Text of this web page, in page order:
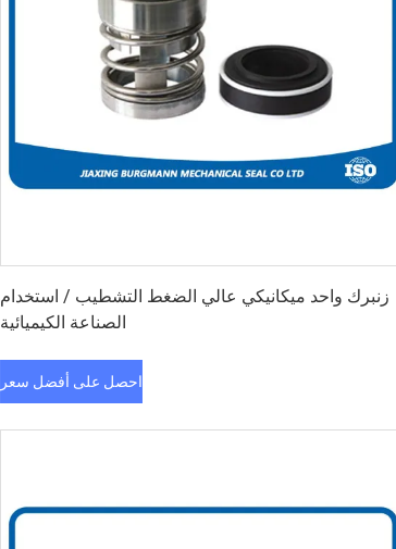
زنبرك واحد ميكانيكي عالي الضغط التشطيب / استخدام
الصناعة الكيميائية
احصل على أفضل سعر